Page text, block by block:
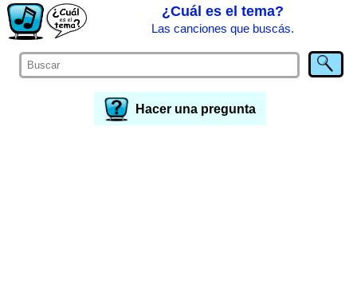
¿Cuál es el tema?
Las canciones que buscás.
Hacer una pregunta